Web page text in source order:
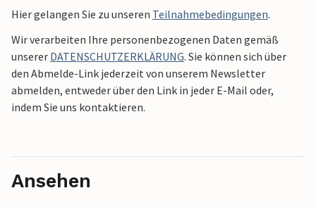
Hier gelangen Sie zu unseren Teilnahmebedingungen.
Wir verarbeiten Ihre personenbezogenen Daten gemäß
unserer DATENSCHUTZERKLÄRUNG. Sie können sich über
den Abmelde-Link jederzeit von unserem Newsletter
abmelden, entweder über den Link in jeder E-Mail oder,
indem Sie uns kontaktieren.
Ansehen